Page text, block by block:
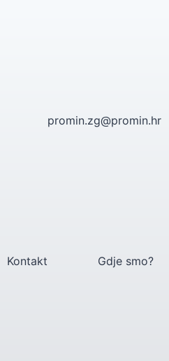
promin.zg@promin.hr
Kontakt Gdje smo?